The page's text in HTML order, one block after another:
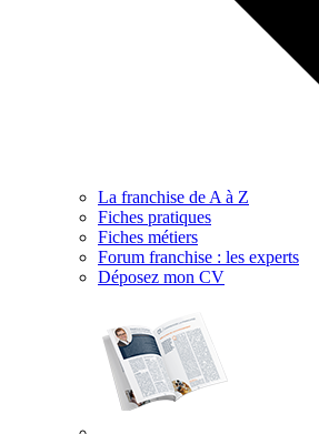
La franchise de A à Z
Fiches pratiques
Fiches métiers
Forum franchise : les experts
Déposez mon CV